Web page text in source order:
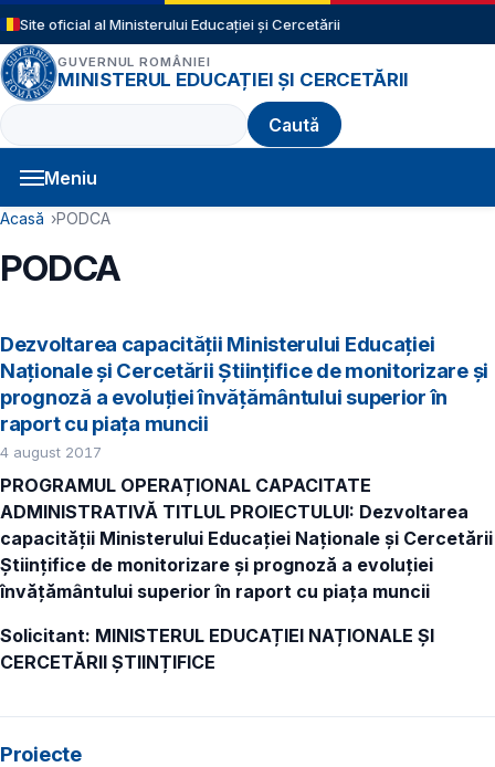
Sari la conținutul principal
Site oficial al Ministerului Educației și Cercetării
GUVERNUL ROMÂNIEI
MINISTERUL EDUCAȚIEI ȘI CERCETĂRII
Caută
Meniu
Navigație principală
Cale de navigare
Acasă PODCA
PODCA
Dezvoltarea capacității Ministerului Educației
Naționale și Cercetării Științifice de monitorizare și
prognoză a evoluției învățământului superior în
raport cu piața muncii
4 august 2017
PROGRAMUL OPERAȚIONAL CAPACITATE
ADMINISTRATIVĂ TITLUL PROIECTULUI: Dezvoltarea
capacității Ministerului Educației Naționale și Cercetării
Științifice de monitorizare și prognoză a evoluției
învățământului superior în raport cu piața muncii
Solicitant: MINISTERUL EDUCAȚIEI NAȚIONALE ȘI
CERCETĂRII ȘTIINȚIFICE
Proiecte